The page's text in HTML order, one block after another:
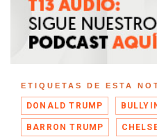
ETIQUETAS DE ESTA
DONALD TRUMP
BARRON TRUMP